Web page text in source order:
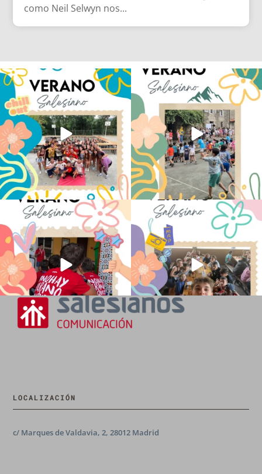
como Neil Selwyn nos...
Los alumnos de 6º de Primaria, 1º y 2º
de la ESO...
145 2
La diversión y la alegría también se han
sentido...
93 0
No hay verano sin que sea Salesiano ❤️
💫 en Luz 4
...
0
viviendo la alegría en el campamento
...
LOCALIZACIÓN
c/ Marques de Valdavia, 2, 28012 Madrid